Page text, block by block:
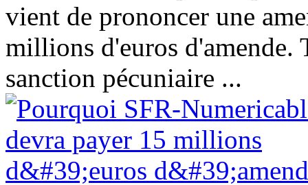
vient de prononcer une
millions d'euros d'amende.
sanction pécuniaire ...